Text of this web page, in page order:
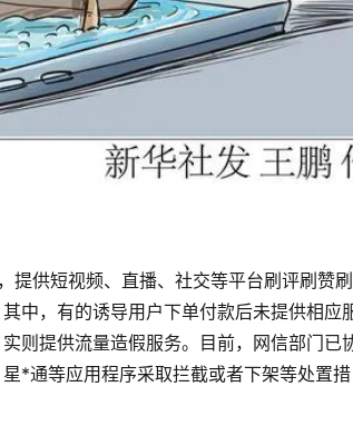
提供短视频、直播、社交等平台刷评刷赞
中，有的诱导用户下单付款后未提供相应
则提供流量造假服务。目前，网信部门已
*通等应用程序采取拦截或者下架等处置措